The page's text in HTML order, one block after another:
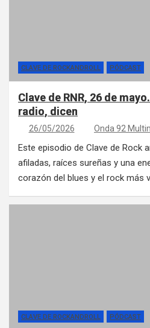
CLAVE DE ROCKANDROLL PÓDCAST
Clave de RNR, 26 de
radio, dicen
26/05/2026 Onda 92
Este episodio de Clave de Rock
afiladas, raíces sureñas y una
corazón del blues y el rock más
CLAVE DE ROCKANDROLL PÓDCAST